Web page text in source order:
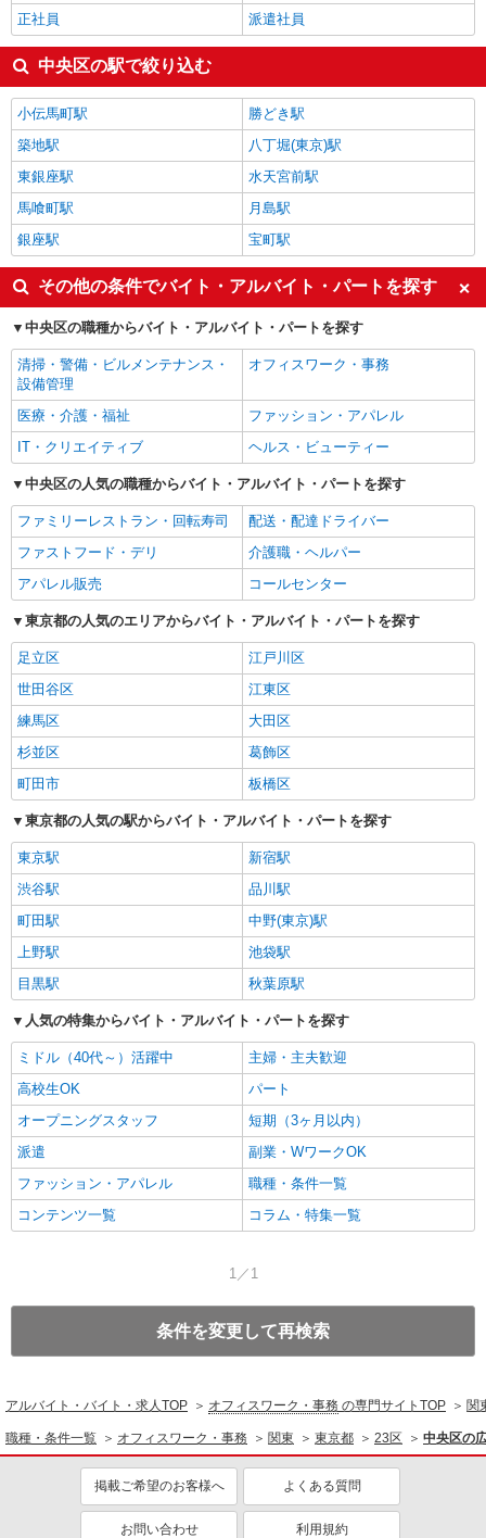
正社員
派遣社員
中央区の駅で絞り込む
小伝馬町駅
勝どき駅
築地駅
八丁堀(東京)駅
東銀座駅
水天宮前駅
馬喰町駅
月島駅
銀座駅
宝町駅
その他の条件でバイト・アルバイト・パートを探す
中央区の職種からバイト・アルバイト・パートを探す
清掃・警備・ビルメンテナンス・
設備管理
オフィスワーク・事務
医療・介護・福祉
ファッション・アパレル
IT・クリエイティブ
ヘルス・ビューティー
中央区の人気の職種からバイト・アルバイト・パートを探す
ファミリーレストラン・回転寿司
配送・配達ドライバー
ファストフード・デリ
介護職・ヘルパー
アパレル販売
コールセンター
東京都の人気のエリアからバイト・アルバイト・パートを探す
足立区
江戸川区
世田谷区
江東区
練馬区
大田区
杉並区
葛飾区
町田市
板橋区
東京都の人気の駅からバイト・アルバイト・パートを探す
東京駅
新宿駅
渋谷駅
品川駅
町田駅
中野(東京)駅
上野駅
池袋駅
目黒駅
秋葉原駅
人気の特集からバイト・アルバイト・パートを探す
ミドル（40代～）活躍中
主婦・主夫歓迎
高校生OK
パート
オープニングスタッフ
短期（3ヶ月以内）
派遣
副業・WワークOK
ファッション・アパレル
職種・条件一覧
コンテンツ一覧
コラム・特集一覧
1／1
条件を変更して再検索
アルバイト・バイト・求人TOP オフィスワーク・事務 の専門サイトTOP 関
職種・条件一覧 オフィスワーク・事務 関東 東京都 23区 中央区の
掲載ご希望のお客様へ よくある質問
お問い合わせ 利用規約